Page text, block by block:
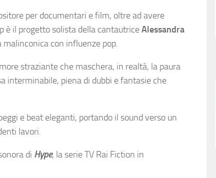
per documentari e film, oltre ad avere
è il progetto solista della cantautriceAlessandra
malinconica con influenze pop.
straziante che maschera, in realtà, la paura
interminabile, piena di dubbi e fantasie che
e beat eleganti, portando il sound verso un
lavori.
di Hype, la serie TV Rai Fiction in